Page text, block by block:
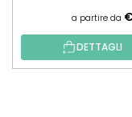
a partire da
DETTAGLI